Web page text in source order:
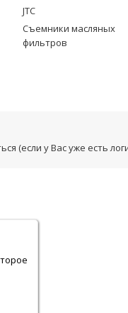
JTC
Съемники масляных
фильтров
(если у Вас уже есть